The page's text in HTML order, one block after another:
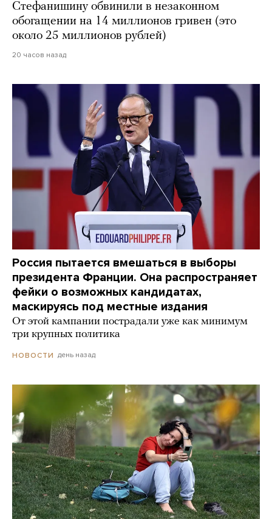
Стефанишину обвинили в незаконном
обогащении на 14 миллионов гривен (это
около 25 миллионов рублей)
20 часов назад
Россия пытается вмешаться в выборы
президента Франции. Она распространяет
фейки о возможных кандидатах,
маскируясь под местные издания
От этой кампании пострадали уже как минимум
три крупных политика
НОВОСТИ день назад